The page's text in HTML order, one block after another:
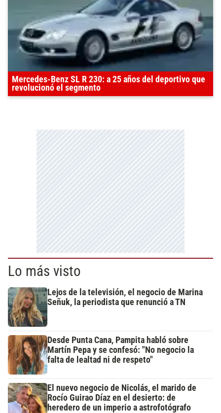
Mercedes-Benz SL R 230: a 25 años del deportivo que
revolucionó el segmento
Lo más visto
Lejos de la televisión, el negocio de Marina
Señuk, la periodista que renunció a TN
Desde Punta Cana, Pampita habló sobre
Martín Pepa y se confesó: "No negocio la
falta de lealtad ni de respeto"
El nuevo negocio de Nicolás, el marido de
Rocío Guirao Díaz en el desierto: de
heredero de un imperio a astrofotógrafo